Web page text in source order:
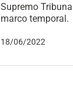
Supremo
marco temporal.
18/06/2022